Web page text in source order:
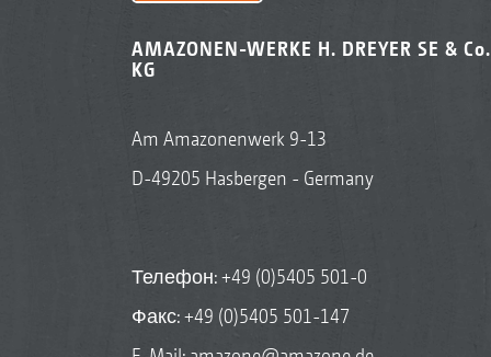
AMAZONEN-WERKE H. DREYER SE & Co.
KG
Am Amazonenwerk 9-13
D-49205 Hasbergen - Germany
Телефон:+49 (0)5405 501-0
Факс: +49 (0)5405 501-147